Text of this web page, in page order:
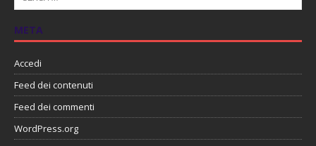
META
Accedi
Feed dei contenuti
Feed dei commenti
WordPress.org